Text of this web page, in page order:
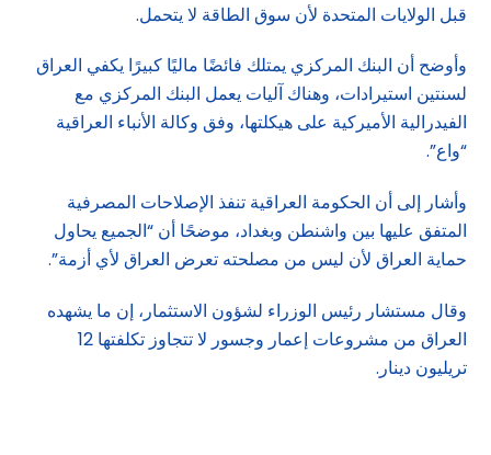
قبل الولايات المتحدة لأن سوق الطاقة لا يتحمل.
وأوضح أن البنك المركزي يمتلك فائضًا ماليًا كبيرًا يكفي العراق
لسنتين استيرادات، وهناك آليات يعمل البنك المركزي مع
الفيدرالية الأميركية على هيكلتها، وفق وكالة الأنباء العراقية
“واع”.
وأشار إلى أن الحكومة العراقية تنفذ الإصلاحات المصرفية
المتفق عليها بين واشنطن وبغداد، موضحًا أن “الجميع يحاول
حماية العراق لأن ليس من مصلحته تعرض العراق لأي أزمة”.
وقال مستشار رئيس الوزراء لشؤون الاستثمار، إن ما يشهده
العراق من مشروعات إعمار وجسور لا تتجاوز تكلفتها 12
تريليون دينار.